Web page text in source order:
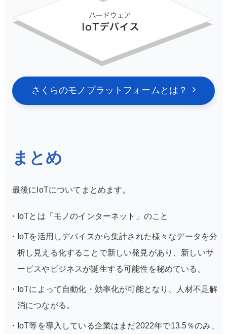
さくらのモノプラットフォームとは？
まとめ
最後にIoTについてまとめます。
IoTとは「モノのインターネット」のこと
IoTを活用しデバイスから集計された様々なデータを分
析し見える化することで新しい発見があり、 新しいサ
ービスやビジネスが誕生する可能性を秘めている。
IoTによって自動化・効率化が可能となり、人材不足解
消につながる。
IoT等を導入している企業はまだ2022年で13.5％のみ、